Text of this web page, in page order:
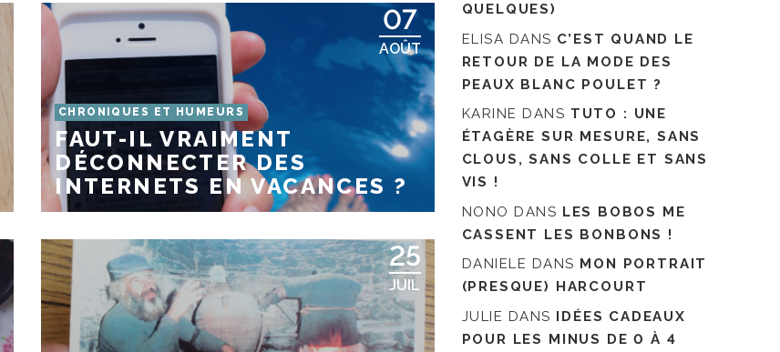
07
AOÛT
CHRONIQUES ET HUMEURS
FAUT-IL VRAIMENT
DÉCONNECTER DES
INTERNETS EN VACANCES ?
25
JUIL
QUELQUES)
ELISA DANS C’EST QUAND LE
RETOUR DE LA MODE DES
PEAUX BLANC POULET ?
KARINE DANS TUTO : UNE
ÉTAGÈRE SUR MESURE, SANS
CLOUS, SANS COLLE ET SANS
VIS !
NONO DANS LES BOBOS ME
CASSENT LES BONBONS !
DANIELE DANS MON PORTRAIT
(PRESQUE) HARCOURT
JULIE DANS IDÉES CADEAUX
POUR LES MINUS DE 0 À 4